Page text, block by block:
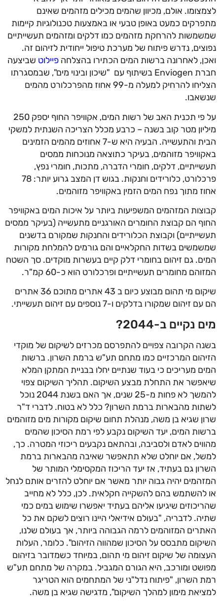
לצמצומו. אולם, מכיוון שהמים מכילים מזהמים שאינם
מתפרקים כמעט באופן טבעי או באמצעות טכנולוגיות קיימות
שמשמשות להרחקת מזהמים כמו דלקים ומזהמים תעשייתיים
נפוצים, נדרש פיתוח של מערכת טיפול ייחודית לזיהום זה.
ואכן, לאחרונה ברשות המים הכתירו בהצלחה פיילוט שביצעה
חברת Enviogen בשיתוף עם "שיכון ובינוי מים", שבמסגרתו
הצליחו להרחיק למעלה מ-99 אחוז מהפרכלורט מהמים
שנשאבו.
על פי תכנית האב של רשות המים, אקוויפר החוף יספק 250
מיליון מטר קוב בשנה – כרבע מכלל הצריכה השנתית למשקי
הבית והתעשייה. הבעיה היא ש-7 אחוזים מהמים הזמינים
באקוויפר מזוהמים, בעיקר כתוצאה מנוכחות ממסים
תעשייתיים, דלקים, חומרי הדברה, מתכות, חומרי נפץ,
פרכלורט, כלורידים וחנקות. בגוש דן המצב גרוע יותר: 78
אחוז מתוך נפח המים הזמין באקוויפר מזוהמים.
קבוצות המזהמים המשפיעות ביותר על איכות המים באקוויפר
החוף הם קבוצת החומרים האורגניים מתעשייה (בעיקר ממסים
תעשייתיים) וקבוצת הכלורידים והחנקות שמקורם בדשנים
שמשמשים בשדות החקלאיים והם גורמים להמלחת מקורות
המים. גם זיהום בחומרי דלק קיים בעשרות מוקדים. סך השטח
המזוהם מחומרים תעשייתיים ופרכלורט הוא כ-60 קמ"ר.
שיקום מי תהום מבוצע כיום ב 43 אתרים מתוכם 36 אתרים
הם עם זיהום שמקורו בדלקים ו-7 נוספים עם זיהום תעשייתי.
מים נקיים ב-2044?
בשנה הקרובה צפויים להתפרסם מכרזים לשיקום של מוקדי
הזיהום המרכזיים כמו מתחם תע"ש ברמת השרון. ברשות
המים מעריכים כי בעוד שנתיים יחלו בבניית המתקן המלא
שיאפשר את התחלת מבצע השיקום. תהליך השיקום צפוי
להמשך לא פחות מ-25 שנים, אך האם בשנת 2044 נוכל
לשתות מהבארות ברמת השרון? כלל לא בטוח. לדברי ד"ר
שרון שגיא בן משה, מנהלת תחום שיקום מקורות מים מזוהמים
ברשות המים, יעד השיקום נקבע לפי רמת הסיכון שהמים
מהווים לאדם ולסביבה, ובהתאם נקבעים ריכוזי המטרה. כך,
למשל, אם יוחלט שלא תתאפשר שאיבה מהבארות ברמת
השרון גם בעתיד, אז יעד הריכוז המקסימלי המותר של
המזהמים יהיה גבוה יותר מאשר אם יוחלט להזרים אותם לנחל
או להשתמש בהם להשקייה חקלאית. לכן, כלל לא מחייב
שהריכוזים שיגיעו אליהם בעתיד יאפשרו שימוש במים כמי
שתיה. לדבריה, "בעולם אידיאלי היינו רוצים לשקם את כל
האתרים המזוהמים לרמה הגבוהה ביותר, אך בעולם שלנו,
השיקום מתבסס על הסיכון שמהווה הזיהום". כלומר, העלות
העצומה של שיקום זיהום מי תהום, במיוחד כשמדובר בזיהום
מפושט ומורכב, היא הגורם המגביל. במקרה של מתחם תע"ש
רמת השרון, "פיתוח נדל"ני של המתחמים הוא הטריגר
למציאת מימון למהלך השיקום", מדגישה שגיא בן משה.